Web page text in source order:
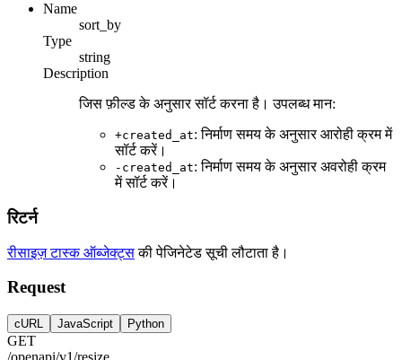
Name
sort_by
Type
string
Description
जिस फ़ील्ड के अनुसार सॉर्ट करना है। उपलब्ध मान:
+created_at: निर्माण समय के अनुसार आरोही क्रम में
सॉर्ट करें।
-created_at: निर्माण समय के अनुसार अवरोही क्रम
में सॉर्ट करें।
रिटर्न
रीसाइज़ टास्क ऑब्जेक्ट्सकी पेजिनेटेड सूची लौटाता है।
Request
cURL JavaScript Python
GET